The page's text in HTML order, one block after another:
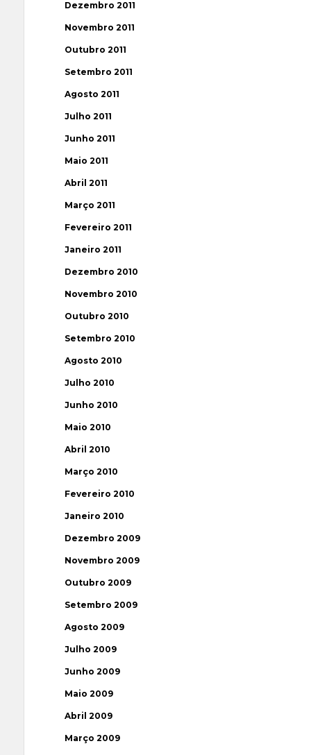
Dezembro 2011
Novembro 2011
Outubro 2011
Setembro 2011
Agosto 2011
Julho 2011
Junho 2011
Maio 2011
Abril 2011
Março 2011
Fevereiro 2011
Janeiro 2011
Dezembro 2010
Novembro 2010
Outubro 2010
Setembro 2010
Agosto 2010
Julho 2010
Junho 2010
Maio 2010
Abril 2010
Março 2010
Fevereiro 2010
Janeiro 2010
Dezembro 2009
Novembro 2009
Outubro 2009
Setembro 2009
Agosto 2009
Julho 2009
Junho 2009
Maio 2009
Abril 2009
Março 2009